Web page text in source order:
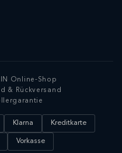
Online-Shop
& Rückversand
Klarna Kreditkarte
Vorkasse